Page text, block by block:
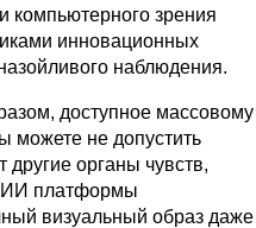
компьютерного зрения
инновационных
наблюдения.
доступное массовому
можете не допустить
органы чувств,
ИИ платформы
визуальный образ даже